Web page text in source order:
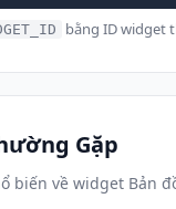
bằng ID widget
Gặp
biến về widget Bản